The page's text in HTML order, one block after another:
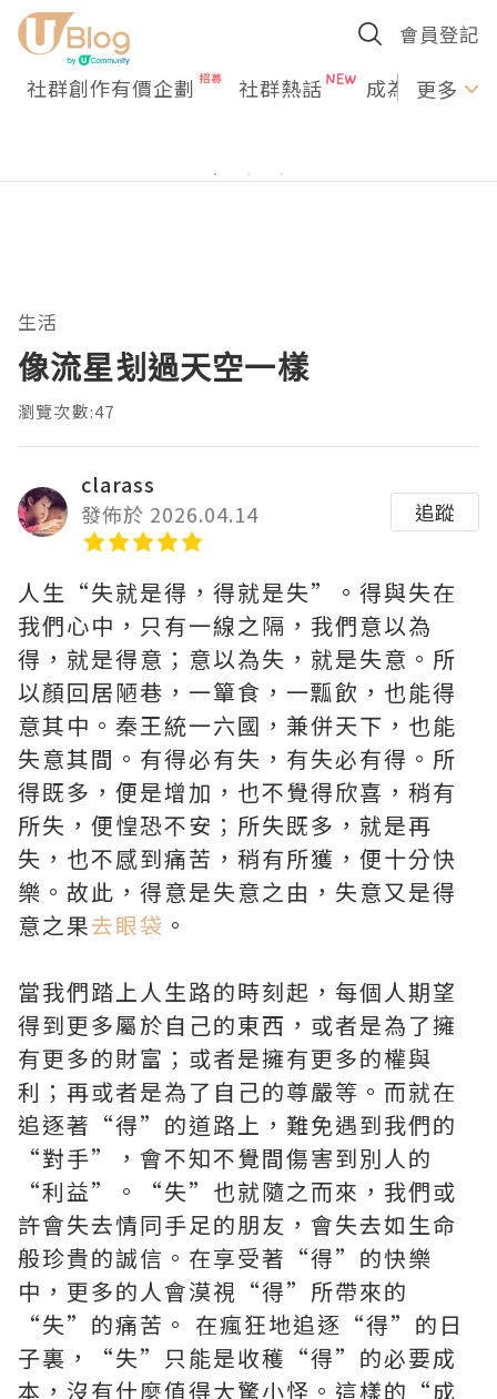
會員登記
社群創作有價企劃 社群熱話 成為U更多
生活
像流星刬過天空一樣
瀏覽次數:47
clarass
發佈於 2026.04.14
追蹤
人生“失就是得，得就是失”。得與失在
我們心中，只有一線之隔，我們意以為
得，就是得意；意以為失，就是失意。所
以顏回居陋巷，一簞食，一瓢飲，也能得
意其中。秦王統一六國，兼併天下，也能
失意其間。有得必有失，有失必有得。所
得既多，便是增加，也不覺得欣喜，稍有
所失，便惶恐不安；所失既多，就是再
失，也不感到痛苦，稍有所獲，便十分快
樂。故此，得意是失意之由，失意又是得
意之果去眼袋 。
當我們踏上人生路的時刻起，每個人期望
得到更多屬於自己的東西，或者是為了擁
有更多的財富；或者是擁有更多的權與
利；再或者是為了自己的尊嚴等。而就在
追逐著“得”的道路上，難免遇到我們的
“對手”，會不知不覺間傷害到別人的
“利益”。“失”也就隨之而來，我們或
許會失去情同手足的朋友，會失去如生命
般珍貴的誠信。在享受著“得”的快樂
中，更多的人會漠視“得”所帶來的
“失”的痛苦。 在瘋狂地追逐“得”的日
子裏，“失”只能是收穫“得”的必要成
本，沒有什麼值得大驚小怪。這樣的“成